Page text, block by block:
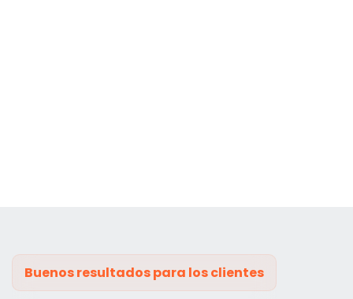
Buenos resultados para los clientes